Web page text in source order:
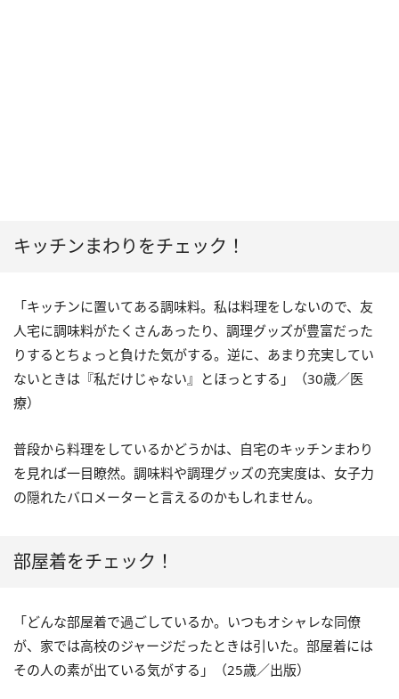
キッチンまわりをチェック！
「キッチンに置いてある調味料。私は料理をしないので、友
人宅に調味料がたくさんあったり、調理グッズが豊富だった
りするとちょっと負けた気がする。逆に、あまり充実してい
ないときは『私だけじゃない』とほっとする」（30歳／医
療）
普段から料理をしているかどうかは、自宅のキッチンまわり
を見れば一目瞭然。調味料や調理グッズの充実度は、女子力
の隠れたバロメーターと言えるのかもしれません。
部屋着をチェック！
「どんな部屋着で過ごしているか。いつもオシャレな同僚
が、家では高校のジャージだったときは引いた。部屋着には
その人の素が出ている気がする」（25歳／出版）